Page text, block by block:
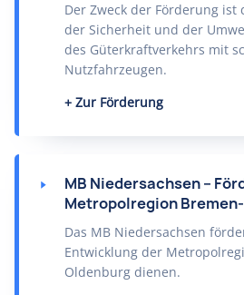
Der Zweck der Förderung
der Sicherheit und der
des Güterkraftverkehrs mit
Nutzfahrzeugen.
Zur Förderung
MB Niedersachsen –
Metropolregion
Das MB Niedersachsen
Entwicklung der
Oldenburg dienen.